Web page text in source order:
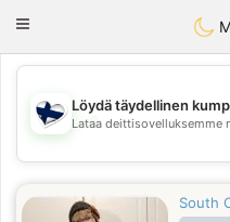
Toggle
💖
💕
Löydä täydellinen
Lataa deittisovelluksemme
South